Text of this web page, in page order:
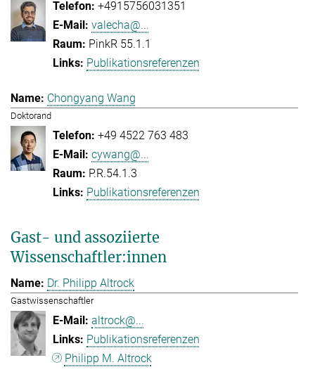
+4915756031351
valecha@...
PinkR 55.1.1
Publikationsreferenzen
Chongyang Wang
Doktorand
+49 4522 763 483
cywang@...
P.R.54.1.3
Publikationsreferenzen
Gast- und assoziierte
Wissenschaftler:innen
Dr. Philipp Altrock
Gastwissenschaftler
altrock@...
Publikationsreferenzen
Philipp M. Altrock